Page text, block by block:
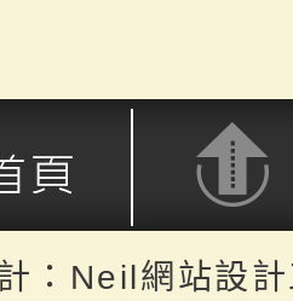
返回頂端
：Neil網站設